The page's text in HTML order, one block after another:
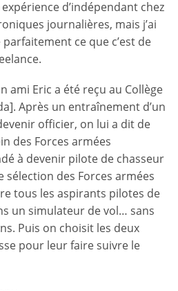
d’indépendant chez
journalières, mais j’ai
ce que c’est de
ami Eric a été reçu au Collège
Après un entraînement d’un
officier, on lui a dit de
des Forces armées
à devenir pilote de chasseur
sélection des Forces armées
tous les aspirants pilotes de
un simulateur de vol… sans
Puis on choisit les deux
pour leur faire suivre le